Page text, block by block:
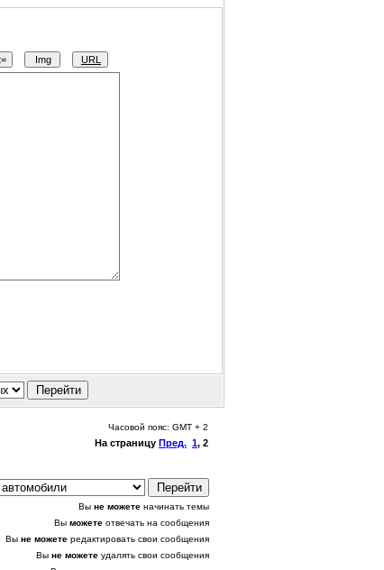
Часовой пояс: GMT + 2
На страницу Пред. 1, 2
Вы не можете начинать темы
Вы можете отвечать на сообщения
Вы не можете редактировать свои сообщения
Вы не можете удалять свои сообщения